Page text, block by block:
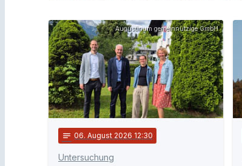
Augustinum gemeinnützige GmbH
notes 06. August 2026 12:30
Untersuchung